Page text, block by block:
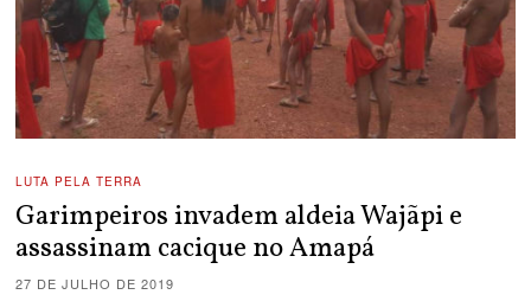
LUTA PELA TERRA
Garimpeiros invadem aldeia Wajãpi e
assassinam cacique no Amapá
27 DE JULHO DE 2019